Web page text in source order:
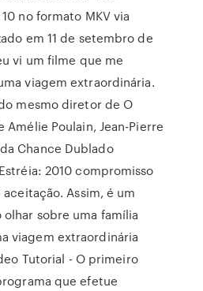
no formato MKV via
em 11 de setembro de
vi um filme que me
viagem extraordinária.
mesmo diretor de O
Amélie Poulain, Jean-Pierre
Chance Dublado
2010 compromisso
Assim, é um
sobre uma família
viagem extraordinária
Tutorial - O primeiro
que efetue